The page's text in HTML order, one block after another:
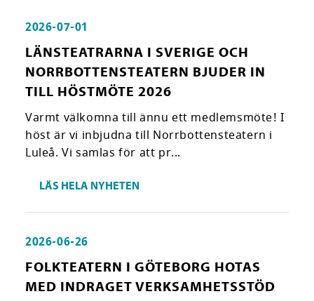
2026-07-01
LÄNSTEATRARNA I SVERIGE OCH
NORRBOTTENSTEATERN BJUDER IN
TILL HÖSTMÖTE 2026
Varmt välkomna till ännu ett medlemsmöte! I
höst är vi inbjudna till Norrbottensteatern i
Luleå. Vi samlas för att pr...
LÄS HELA NYHETEN
2026-06-26
FOLKTEATERN I GÖTEBORG HOTAS
MED INDRAGET VERKSAMHETSSTÖD